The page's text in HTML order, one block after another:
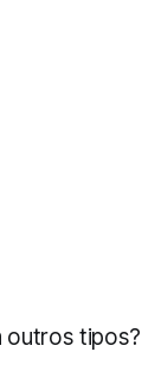
outros tipos?